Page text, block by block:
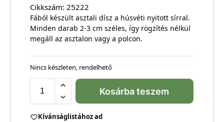
Cikkszám: 25222
Fából készült asztali dísz a húsvéti nyitott sírral.
Minden darab 2-3 cm széles, így rögzítés nélkül
megáll az asztalon vagy a polcon.
Nincs készleten, rendelhető
Kosárba teszem
Kívánságlistához ad